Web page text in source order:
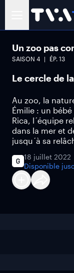
Un zoo pas
SAISON 4 ÉP. 13
Le cercle de
Au zoo, la
Émilie : un
Rica, l´équipe
dans la mer et
jusqu´à sa
18 juillet 2022
Disponible